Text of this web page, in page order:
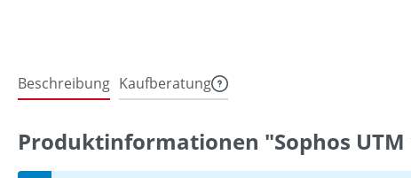
Beschreibung Kaufberatung
Produktinformationen "Sophos UTM